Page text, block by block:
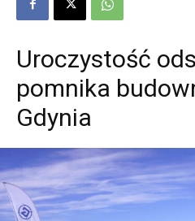
Uroczystość
pomnika
Gdynia